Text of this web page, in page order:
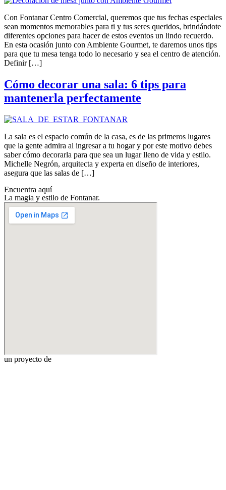
Con Fontanar Centro Comercial, queremos que tus fechas especiales
sean momentos memorables para ti y tus seres queridos, brindándote
diferentes opciones para hacer de estos eventos un lindo recuerdo.
En esta ocasión junto con Ambiente Gourmet, te daremos unos tips
para que tu mesa tenga todo lo necesario y sea el centro de atención.
Definir […]
Cómo decorar una sala: 6 tips para
mantenerla perfectamente
La sala es el espacio común de la casa, es de las primeros lugares
que la gente admira al ingresar a tu hogar y por este motivo debes
saber cómo decorarla para que sea un lugar lleno de vida y estilo.
Michelle Negrón, arquitecta y experta en diseño de interiores,
asegura que las salas de […]
Encuentra aquí
La magia y estilo de Fontanar.
un proyecto de